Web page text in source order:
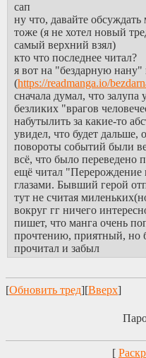
сап
ну что, давайте
тоже (я не хотел новый
самый верхний взял)
кто что последнее читал?
я вот на "бездарную нану"
(https://readmanga.io/
сначала думал, что залупа
безликих "врагов
набутылить за какие-то
увидел, что будет дальше,
повороты событий были
всё, что было переведено
ещё читал
глазами. Бывший герой
тут не считая
вокруг гг ничего
пишет, что манга очень
прочтению, приятный, но
прочитал и забыл
[Обновить тред][Вверх]
[